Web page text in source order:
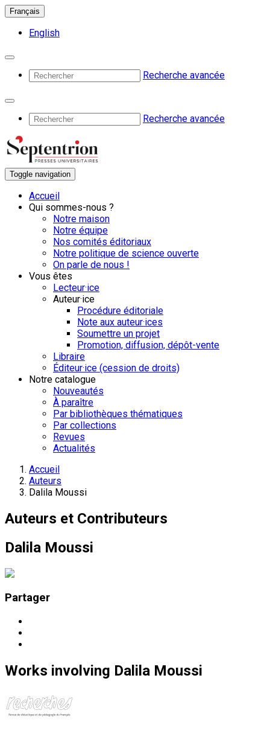
Français
English
Recherche avancée
Recherche avancée
Toggle navigation
Accueil
Qui sommes-nous ?
Notre maison
Notre équipe
Nos comités éditoriaux
Notre politique de science ouverte
On parle de nous !
Vous êtes
Lecteur·ice
Auteur·ice
Procédure éditoriale
Note aux auteur·ices
Soumettre un projet
Promotion, diffusion, dépôt-vente
Libraire
Éditeur·ice (cession de droits)
Notre catalogue
Nouveautés
À paraître
Par bibliothèques thématiques
Par collections
Revues
Actualités
Accueil
Auteurs
Dalila Moussi
Auteurs et Contributeurs
Dalila Moussi
Partager
Works involving Dalila Moussi